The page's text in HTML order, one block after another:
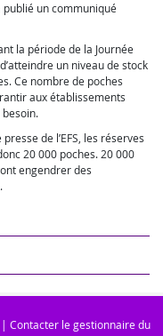
publié un communiqué
la période de la Journée
un niveau de stock
Ce nombre de poches
aux établissements
de l’EFS, les réserves
20 000 poches. 20 000
engendrer des
| Contacter le gestionnaire du